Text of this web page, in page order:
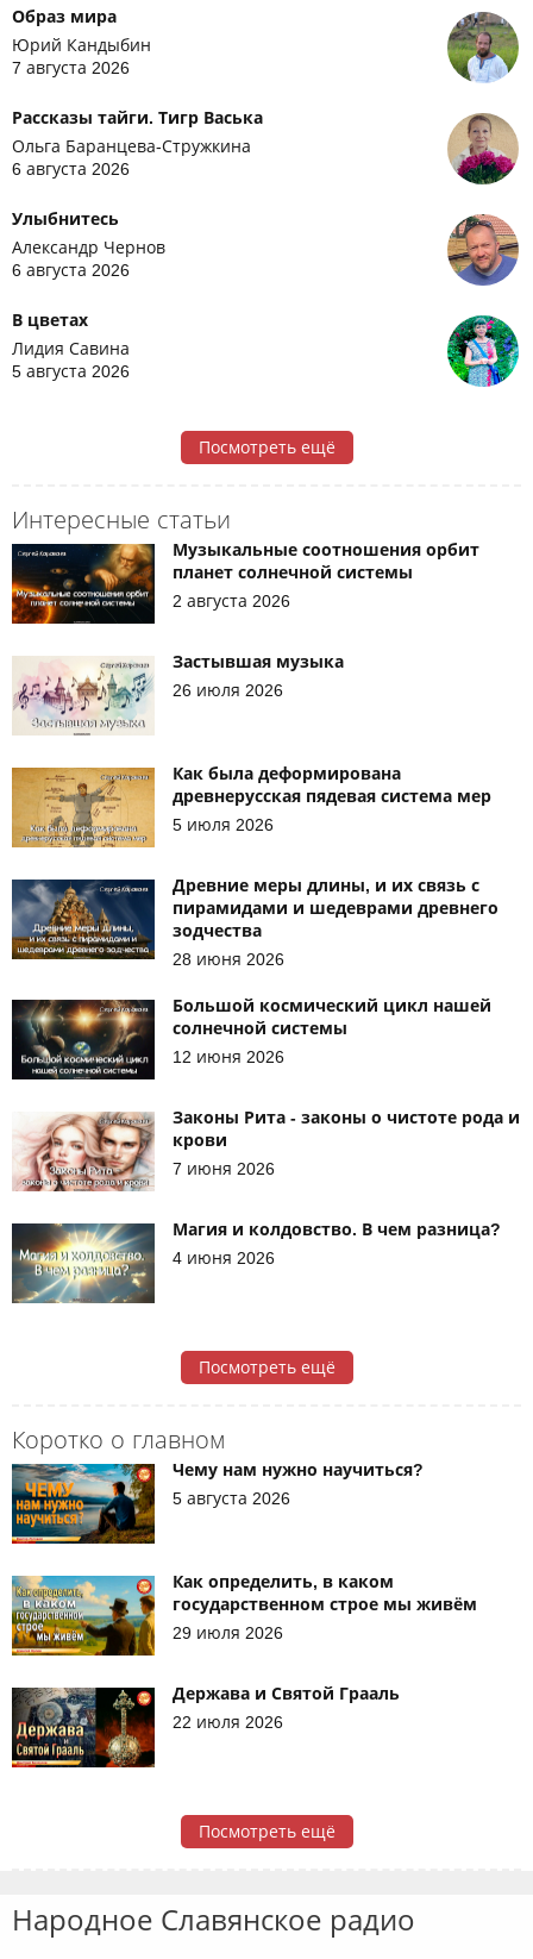
Образ мира
Юрий Кандыбин
7 августа 2026
Рассказы тайги. Тигр Васька
Ольга Баранцева-Стружкина
6 августа 2026
Улыбнитесь
Александр Чернов
6 августа 2026
В цветах
Лидия Савина
5 августа 2026
Посмотреть ещё
Коротко о главном
Чему нам нужно научиться?
5 августа 2026
Как определить, в каком
государственном строе мы живём
29 июля 2026
Держава и Святой Грааль
22 июля 2026
Посмотреть ещё
Интересные статьи
Музыкальные соотношения орбит
планет солнечной системы
2 августа 2026
Застывшая музыка
26 июля 2026
Как была деформирована
древнерусская пядевая система мер
5 июля 2026
Древние меры длины, и их связь с
пирамидами и шедеврами древнего
зодчества
28 июня 2026
Большой космический цикл нашей
солнечной системы
12 июня 2026
Законы Рита - законы о чистоте рода и
крови
7 июня 2026
Магия и колдовство. В чем разница?
4 июня 2026
Посмотреть ещё
Народное Славянское радио